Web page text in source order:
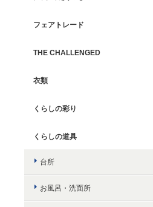
フェアトレード
THE CHALLENGED
衣類
くらしの彩り
くらしの道具
台所
お風呂・洗面所